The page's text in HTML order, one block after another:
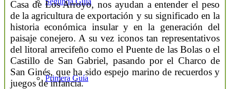
Primera Guía
Casa de Los Arroyo, nos ayudan a entender el peso
de la agricultura de exportación y su significado en la
historia económica insular y en la generación del
paisaje conejero. A su vez iconos tan representativos
del litoral arrecifeño como el Puente de las Bolas o el
Castillo de San Gabriel, pasando por el Charco de
San Ginés, que ha sido espejo marino de recuerdos y
juegos de infancia.